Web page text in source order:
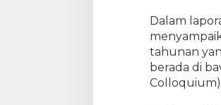
o
n
g
n
t
Dalam
tahunan
berada di